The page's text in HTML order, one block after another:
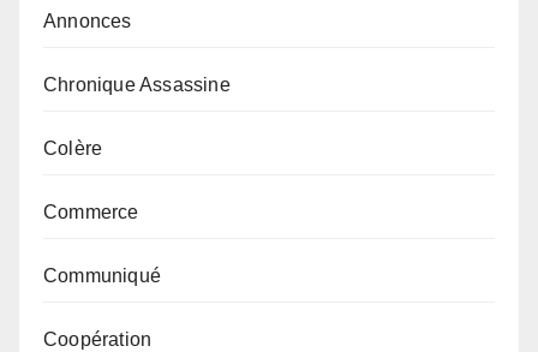
Annonces
Chronique Assassine
Colère
Commerce
Communiqué
Coopération